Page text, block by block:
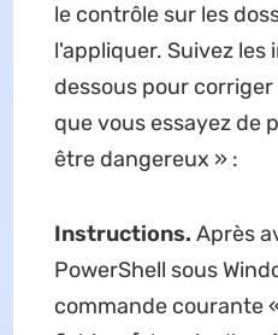
le contrôle sur les
l'appliquer. Suivez
dessous pour
que vous essayez de
être dangereux » :
Instructions. Après
PowerShell sous
commande courante